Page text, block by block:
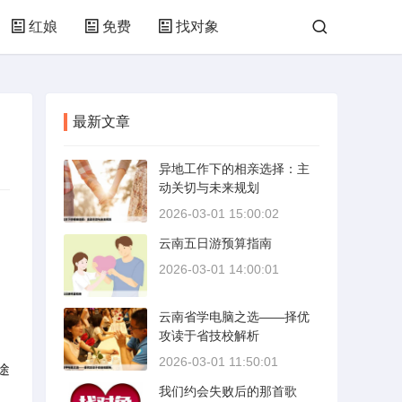
红娘 免费 找对象
最新文章
异地工作下的相亲选择：主
动关切与未来规划
2026-03-01 15:00:02
云南五日游预算指南
2026-03-01 14:00:01
云南省学电脑之选——择优
攻读于省技校解析
2026-03-01 11:50:01
我们约会失败后的那首歌